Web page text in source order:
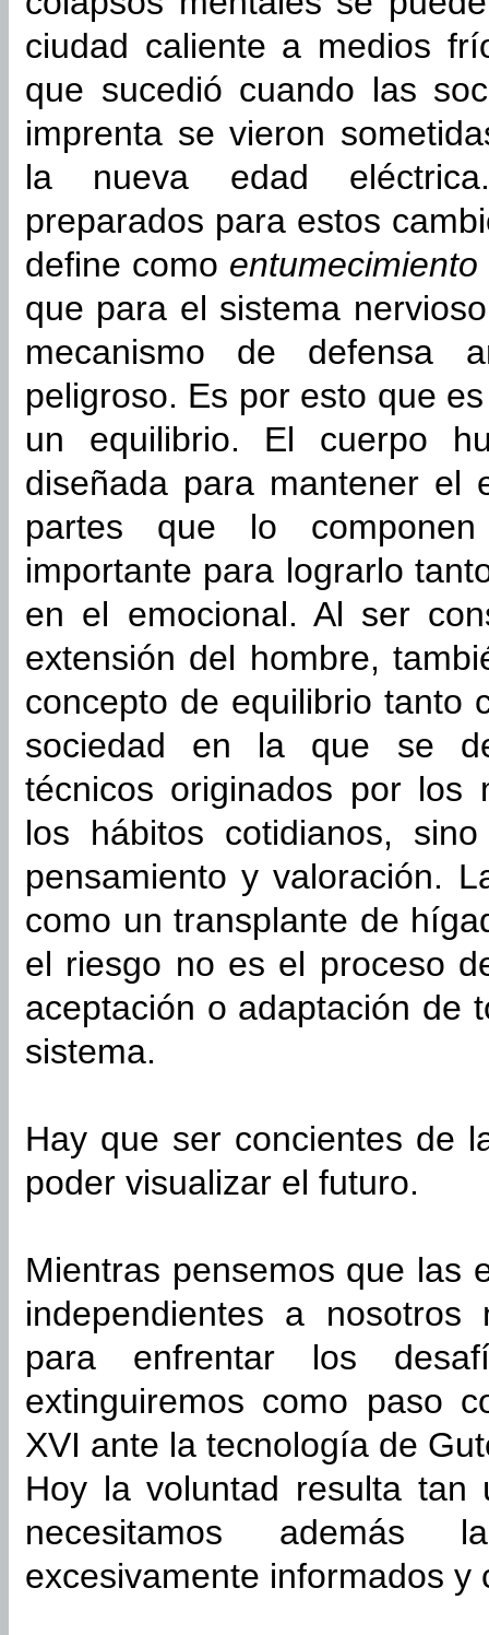
ciudad caliente a medios
que sucedió cuando las
imprenta se vieron
la nueva edad
preparados para estos
define como
que para el sistema
mecanismo de defensa
peligroso. Es por esto que
un equilibrio. El cuerpo
diseñada para mantener el
partes que lo
importante para lograrlo
en el emocional. Al ser
extensión del hombre,
concepto de equilibrio tanto
sociedad en la que se
técnicos originados por los
los hábitos cotidianos,
pensamiento y valoración.
como un transplante de
el riesgo no es el proceso
aceptación o adaptación de
sistema.
Hay que ser concientes de
poder visualizar el futuro.
Mientras pensemos que las
independientes a nosotros
para enfrentar los
extinguiremos como paso
XVI ante la tecnología de
Hoy la voluntad resulta tan
necesitamos
excesivamente informados y